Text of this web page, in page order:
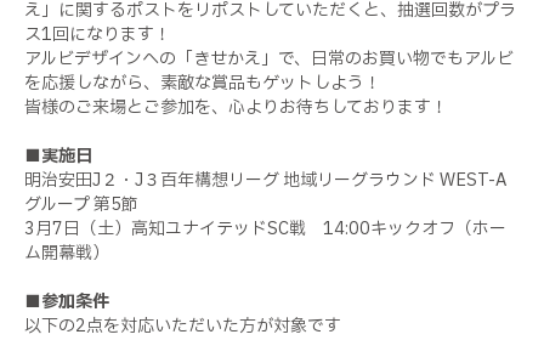
え」に関するポストをリポストしていただくと、抽選回数がプラ
ス1回になります！
アルビデザインへの「きせかえ」で、日常のお買い物でもアルビ
を応援しながら、素敵な賞品もゲットしよう！
皆様のご来場とご参加を、心よりお待ちしております！
■実施日
明治安田J２・J３百年構想リーグ 地域リーグラウンド WEST-A
グループ 第5節
3月7日（土）高知ユナイテッドSC戦 14:00キックオフ（ホー
ム開幕戦）
■参加条件
以下の2点を対応いただいた方が対象です